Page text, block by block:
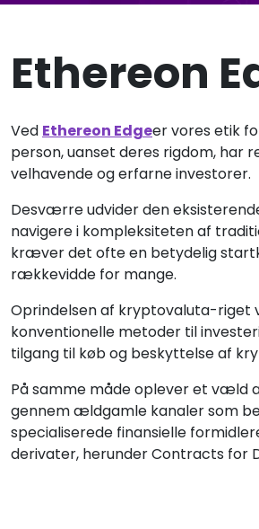
Ethereon
Ved Ethereon Edgeer vores etik
person, uanset deres rigdom, har
velhavende og erfarne investorer.
Desværre udvider den
navigere i kompleksiteten af
kræver det ofte en betydelig
rækkevidde for mange.
Oprindelsen af kryptovaluta-riget
konventionelle metoder til
tilgang til køb og beskyttelse af
På samme måde oplever et væld
gennem ældgamle kanaler som
specialiserede finansielle
derivater, herunder Contracts for